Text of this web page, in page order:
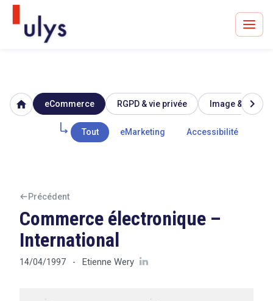
Avocats à Paris & Bruxelles
Leader en droit de l'innovation depuis 30 ans
home eCommerce RGPD & vie privée Image &
Tout eMarketing Accessibilité
chevron_right
Précédent
Commerce électronique –
International
14/04/1997 - Etienne Wery